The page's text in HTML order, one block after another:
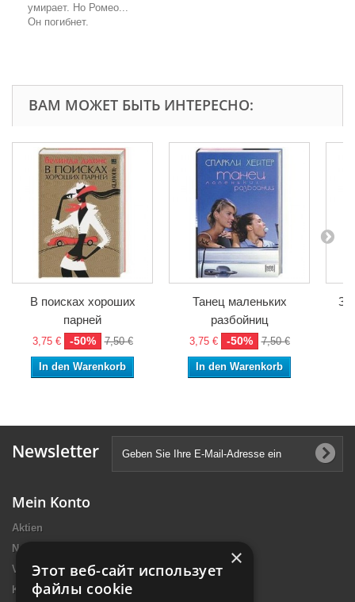
умирает. Но Ромео...
Он погибнет.
ВАМ МОЖЕТ БЫТЬ ИНТЕРЕСНО:
В поисках хороших
парней
3,75 € -50% 7,50 €
In den Warenkorb
Танец маленьких
разбойниц
3,75 € -50% 7,50 €
In den Warenkorb
Newsletter
Mein Konto
Aktien
Neue Artikel
Verkaufshits
Kontakt
×
Этот веб-сайт использует
файлы cookie